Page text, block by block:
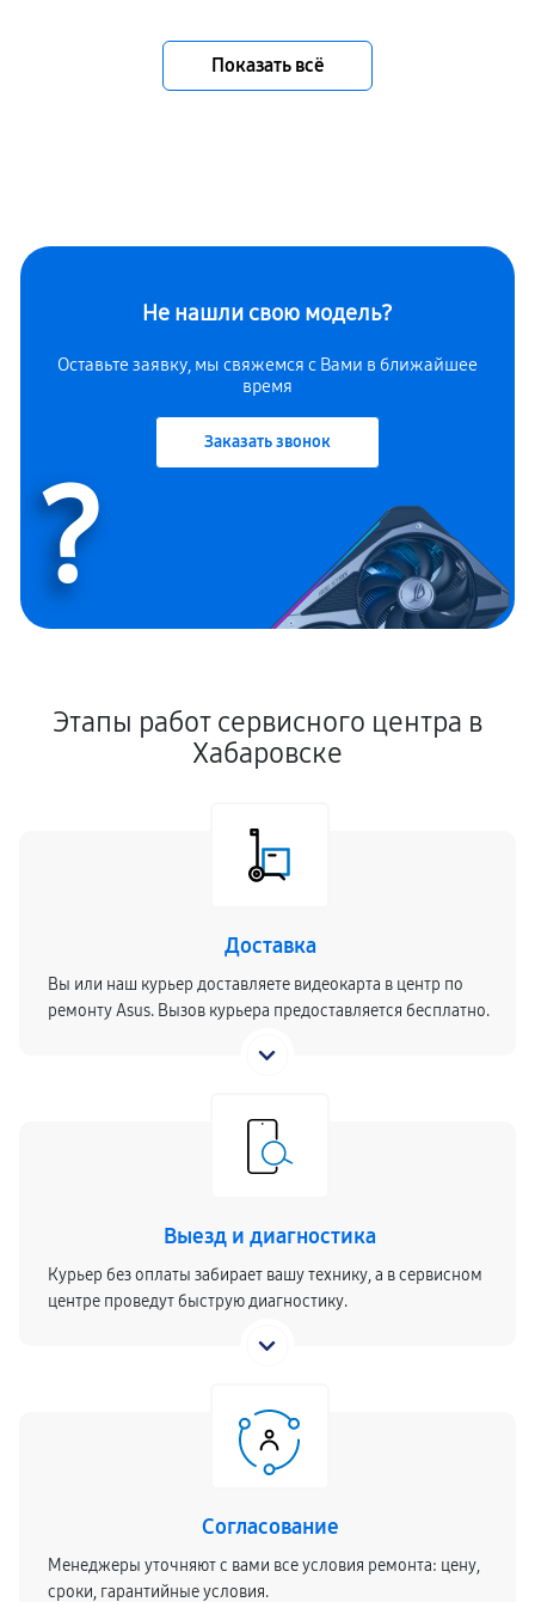
Показать всё
Не нашли свою модель?
Оставьте заявку, мы свяжемся с Вами в ближайшее
время
Заказать звонок
?
Этапы работ сервисного центра в
Хабаровске
Доставка
Вы или наш курьер доставляете видеокарта в центр по
ремонту Asus. Вызов курьера предоставляется бесплатно.
Выезд и диагностика
Курьер без оплаты забирает вашу технику, а в сервисном
центре проведут быструю диагностику.
Согласование
Менеджеры уточняют с вами все условия ремонта: цену,
сроки, гарантийные условия.